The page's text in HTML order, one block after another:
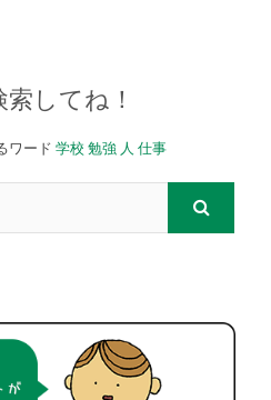
してね！
ワード 学校 勉強 人 仕事